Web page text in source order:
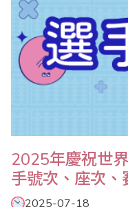
2025年慶祝世
手號次、座次、
2025-07-18